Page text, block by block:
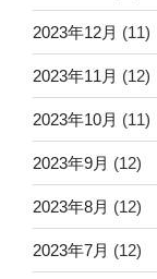
2023年12月 (11)
2023年11月 (12)
2023年10月 (11)
2023年9月 (12)
2023年8月 (12)
2023年7月 (12)